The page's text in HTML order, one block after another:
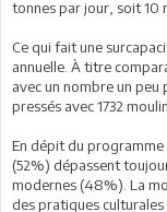
tonnes par jour, soit 10
Ce qui fait une
annuelle. À titre
avec un nombre un peu
pressés avec 1732
En dépit du
(52%) dépassent
modernes (48%). La
des pratiques